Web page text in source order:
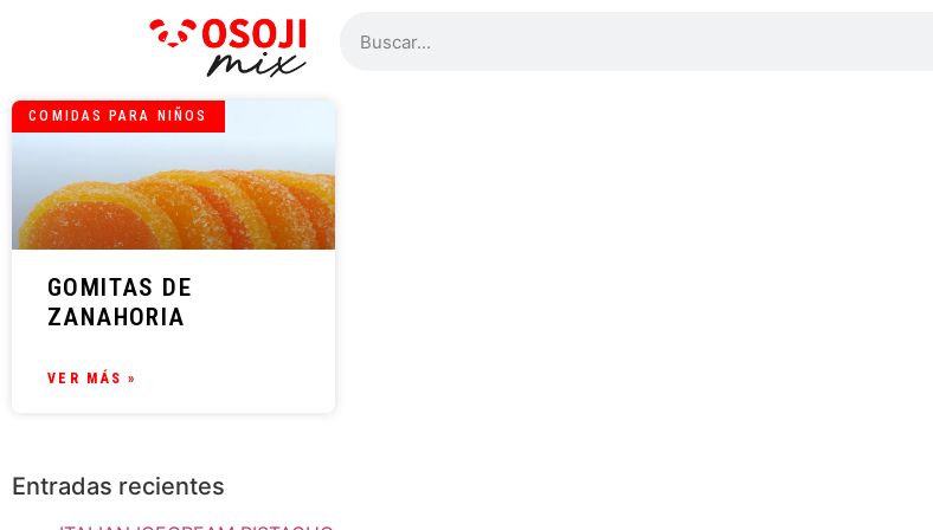
COMIDAS PARA NIÑOS
GOMITAS DE
ZANAHORIA
VER MÁS »
Entradas recientes